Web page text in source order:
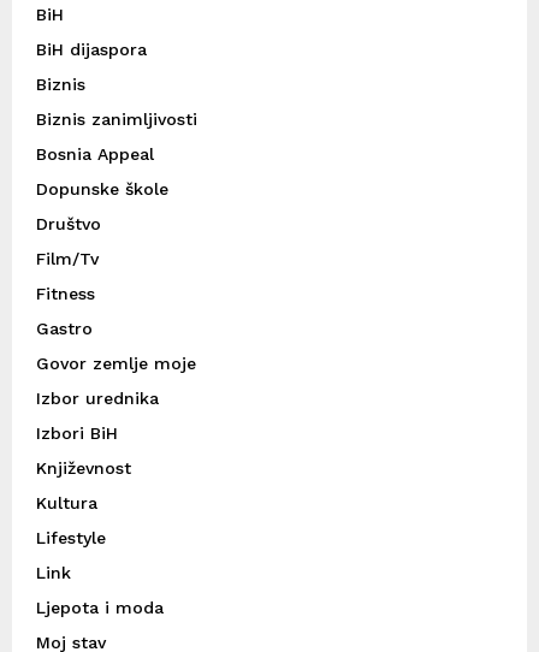
BiH
BiH dijaspora
Biznis
Biznis zanimljivosti
Bosnia Appeal
Dopunske škole
Društvo
Film/Tv
Fitness
Gastro
Govor zemlje moje
Izbor urednika
Izbori BiH
Književnost
Kultura
Lifestyle
Link
Ljepota i moda
Moj stav